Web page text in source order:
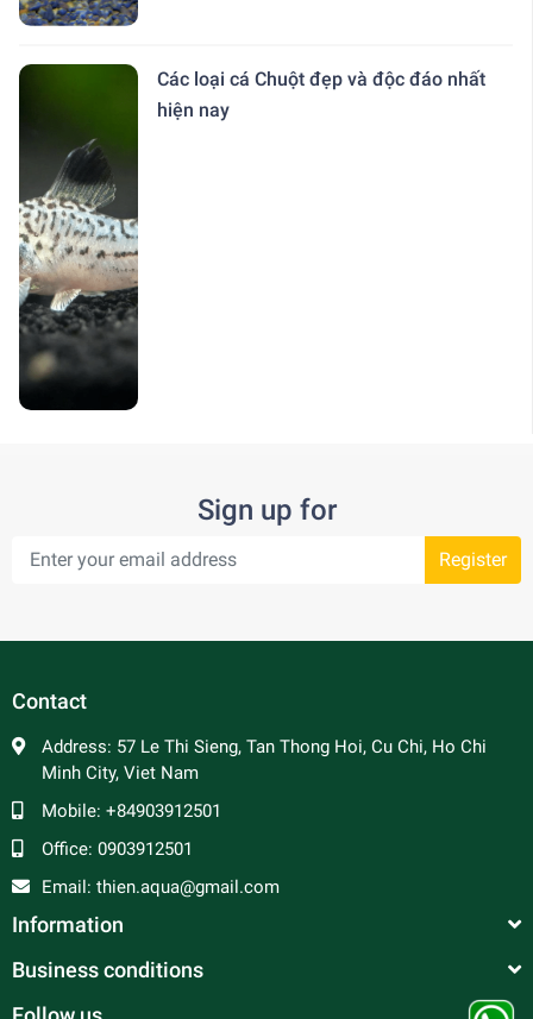
Các loại cá Chuột đẹp và độc đáo nhất
hiện nay
Sign up for
Register
Contact
Address: 57 Le Thi Sieng, Tan Thong Hoi, Cu Chi, Ho Chi
Minh City, Viet Nam
Mobile: +84903912501
Office: 0903912501
Email: thien.aqua@gmail.com
Information
Business conditions